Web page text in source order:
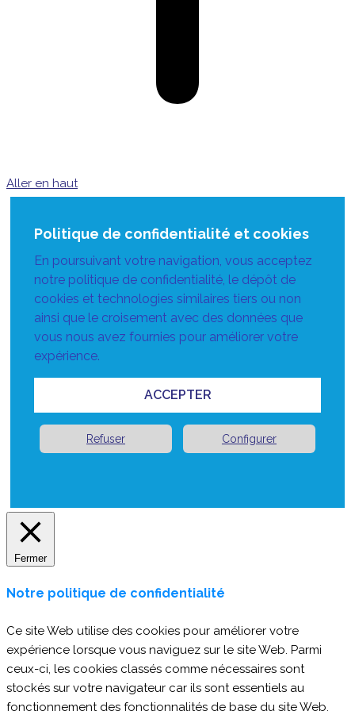
Aller en haut
Politique de confidentialité et cookies
En poursuivant votre navigation, vous acceptez
notre politique de confidentialité, le dépôt de
cookies et technologies similaires tiers ou non
ainsi que le croisement avec des données que
vous nous avez fournies pour améliorer votre
expérience.
ACCEPTER
Refuser Configurer
Fermer
Notre politique de confidentialité
Ce site Web utilise des cookies pour améliorer votre
expérience lorsque vous naviguez sur le site Web. Parmi
ceux-ci, les cookies classés comme nécessaires sont
stockés sur votre navigateur car ils sont essentiels au
fonctionnement des fonctionnalités de base du site Web.